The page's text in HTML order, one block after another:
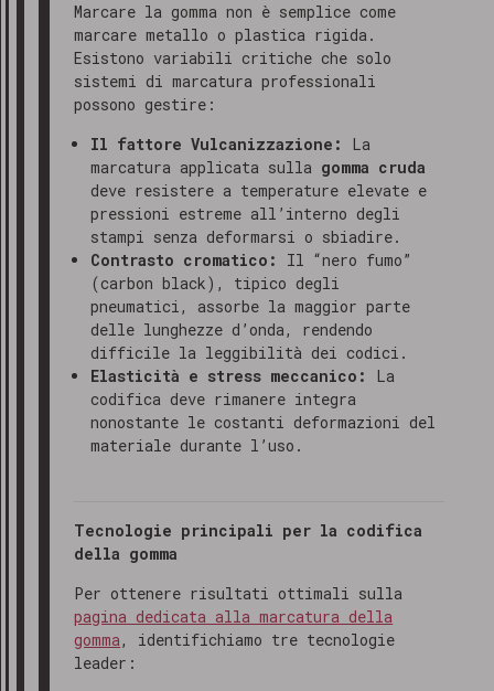
Marcare la gomma non è semplice come
marcare metallo o plastica rigida.
Esistono variabili critiche che solo
sistemi di marcatura professionali
possono gestire:
Il fattore Vulcanizzazione:
La
marcatura applicata sulla gomma cruda
deve resistere a temperature elevate e
pressioni estreme all’interno degli
stampi senza deformarsi o sbiadire.
Contrasto cromatico:
Il “nero fumo”
(carbon black), tipico degli
pneumatici, assorbe la maggior parte
delle lunghezze d’onda, rendendo
difficile la leggibilità dei codici.
Elasticità e stress meccanico:
La
codifica deve rimanere integra
nonostante le costanti deformazioni del
materiale durante l’uso.
Tecnologie principali per la codifica
della gomma
Per ottenere risultati ottimali sulla
pagina dedicata alla marcatura della
gomma, identifichiamo tre tecnologie
leader: